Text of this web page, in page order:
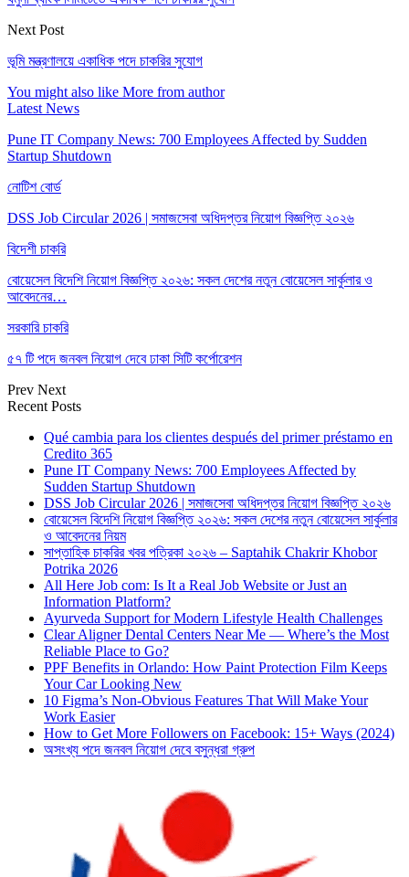
Next Post
ভূমি মন্ত্রণালয়ে একাধিক পদে চাকরির সুযোগ
You might also like More from author
Latest News
Pune IT Company News: 700 Employees Affected by Sudden
Startup Shutdown
নোটিশ বোর্ড
DSS Job Circular 2026 | সমাজসেবা অধিদপ্তর নিয়োগ বিজ্ঞপ্তি ২০২৬
বিদেশী চাকরি
বোয়েসেল বিদেশি নিয়োগ বিজ্ঞপ্তি ২০২৬: সকল দেশের নতুন বোয়েসেল সার্কুলার ও
আবেদনের…
সরকারি চাকরি
৫৭ টি পদে জনবল নিয়োগ দেবে ঢাকা সিটি কর্পোরেশন
Prev Next
Recent Posts
Qué cambia para los clientes después del primer préstamo en
Credito 365
Pune IT Company News: 700 Employees Affected by
Sudden Startup Shutdown
DSS Job Circular 2026 | সমাজসেবা অধিদপ্তর নিয়োগ বিজ্ঞপ্তি ২০২৬
বোয়েসেল বিদেশি নিয়োগ বিজ্ঞপ্তি ২০২৬: সকল দেশের নতুন বোয়েসেল সার্কুলার
ও আবেদনের নিয়ম
সাপ্তাহিক চাকরির খবর পত্রিকা ২০২৬ – Saptahik Chakrir Khobor
Potrika 2026
All Here Job com: Is It a Real Job Website or Just an
Information Platform?
Ayurveda Support for Modern Lifestyle Health Challenges
Clear Aligner Dental Centers Near Me — Where’s the Most
Reliable Place to Go?
PPF Benefits in Orlando: How Paint Protection Film Keeps
Your Car Looking New
10 Figma’s Non-Obvious Features That Will Make Your
Work Easier
How to Get More Followers on Facebook: 15+ Ways (2024)
অসংখ্য পদে জনবল নিয়োগ দেবে বসুন্ধরা গ্রুপ